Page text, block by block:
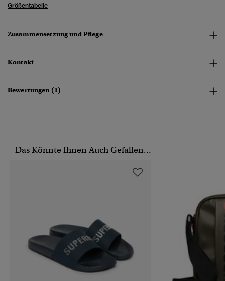
Größentabelle
Zusammensetzung und Pflege
Kontakt
Bewertungen (1)
Das Könnte Ihnen Auch Gefallen...